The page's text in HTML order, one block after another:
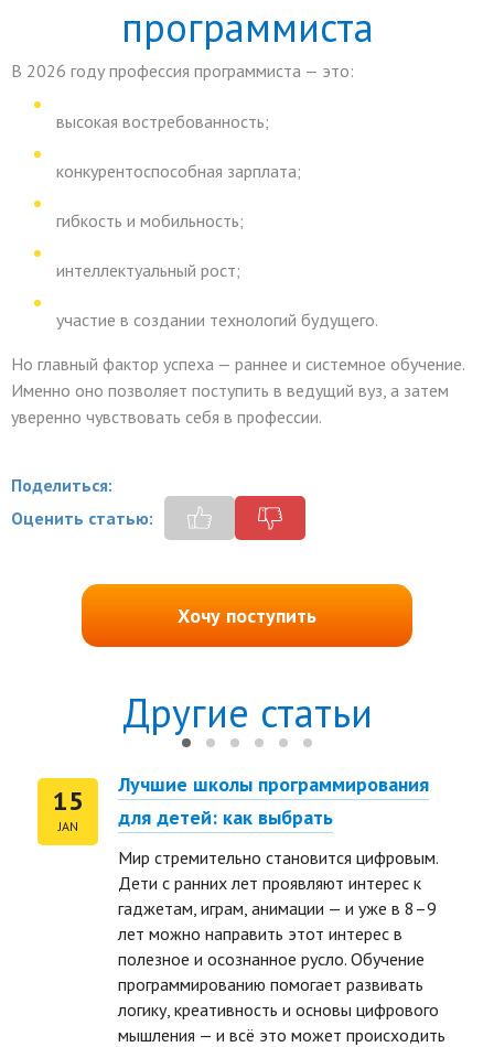
программиста
В 2026 году профессия программиста — это:
высокая востребованность;
конкурентоспособная зарплата;
гибкость и мобильность;
интеллектуальный рост;
участие в создании технологий будущего.
Но главный фактор успеха — раннее и системное обучение.
Именно оно позволяет поступить в ведущий вуз, а затем
уверенно чувствовать себя в профессии.
Поделиться:
Оценить статью:
Хочу поступить
Другие статьи
15
JAN
Лучшие школы программирования
для детей: как выбрать
Мир стремительно становится цифровым.
Дети с ранних лет проявляют интерес к
гаджетам, играм, анимации — и уже в 8–9
лет можно направить этот интерес в
полезное и осознанное русло. Обучение
программированию помогает развивать
логику, креативность и основы цифрового
мышления — и всё это может происходить